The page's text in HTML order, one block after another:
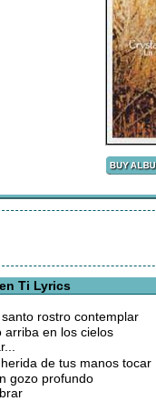
Ti Lyrics
rostro contemplar
arriba en los cielos
de tus manos tocar
gozo profundo